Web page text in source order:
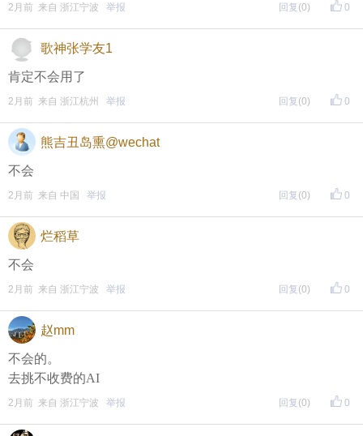
（重要的事情说三遍）
评论主题内容即可领取红包！
0
2月前 来自 浙江宁波 举报 回复 (0)
歌神张学友1
肯定不会用了
0
2月前 来自 浙江杭州 举报 回复 (0)
熊吉丑岛熏@wechat
不会
0
2月前 来自 中国 举报 回复 (0)
烂稻草
不会
0
2月前 来自 浙江宁波 举报 回复 (0)
赵mm
不会的。
去挑不收费的AI
0
2月前 来自 浙江宁波 举报 回复 (0)